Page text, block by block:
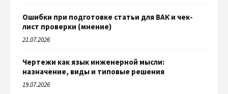
Ошибки при подготовке статьи для ВАК и чек-
лист проверки (мнение)
21.07.2026
Чертежи как язык инженерной мысли:
назначение, виды и типовые решения
19.07.2026